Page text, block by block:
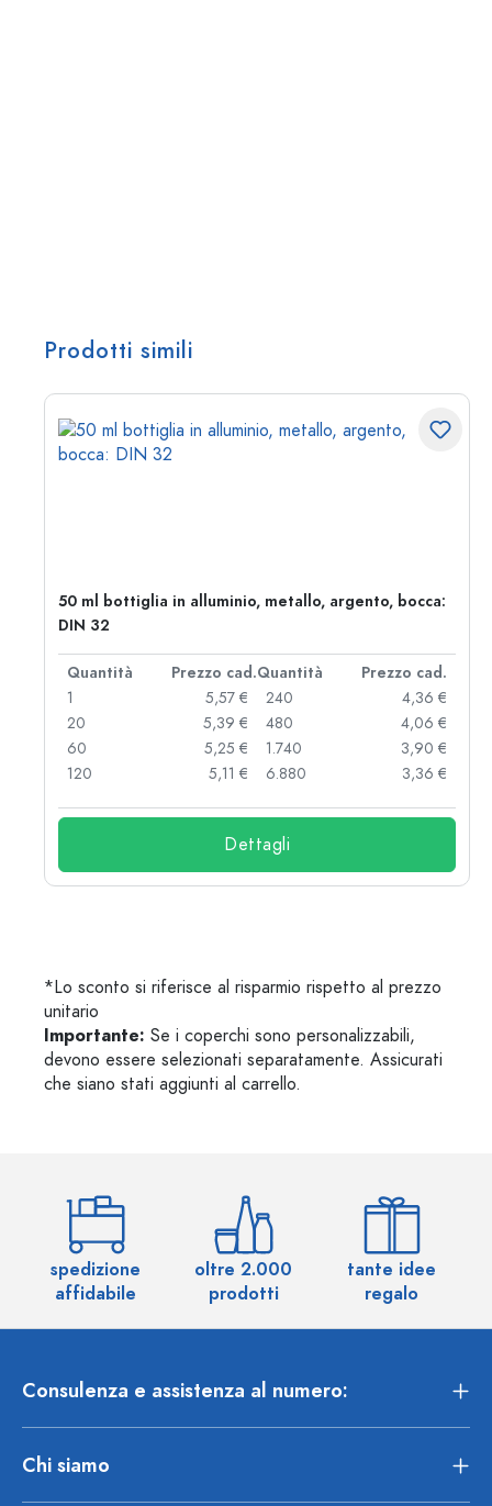
Prodotti simili
50 ml bottiglia in alluminio, metallo, argento, bocca:
DIN 32
Quantità Prezzo cad.Quantità
Prezzo cad.
1
5,57 €
20
5,39 €
60
5,25 €
120
5,11 €
240
4,36 €
480
4,06 €
1.740
3,90 €
6.880
3,36 €
Dettagli
*Lo sconto si riferisce al risparmio rispetto al prezzo
unitario
Importante: Se i coperchi sono personalizzabili,
devono essere selezionati separatamente. Assicurati
che siano stati aggiunti al carrello.
spedizione
affidabile
oltre 2.000
prodotti
tante idee
regalo
Consulenza e assistenza al numero:
Chi siamo